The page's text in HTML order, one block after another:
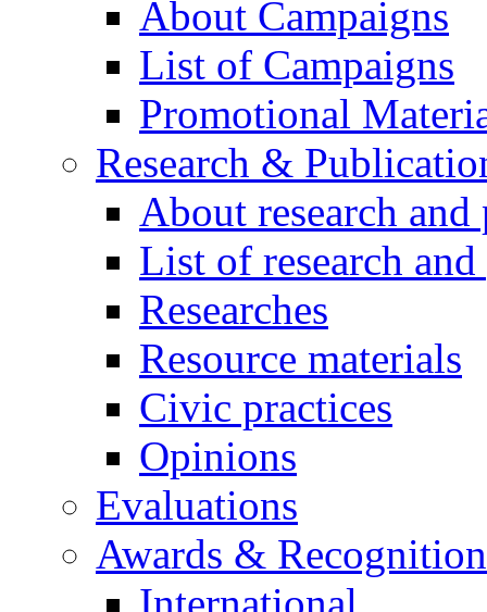
About Campaigns
List of Campaigns
Promotional
Research &
About research
List of research
Researches
Resource materials
Civic practices
Opinions
Evaluations
Awards &
International